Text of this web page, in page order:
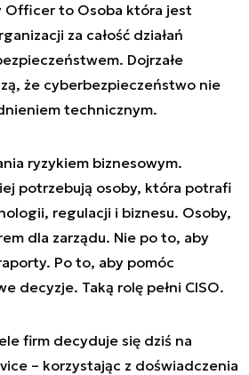
Officer to Osoba która jest
za całość działań
Dojrzałe
że cyberbezpieczeństwo nie
technicznym.
ryzykiem biznesowym.
potrzebują osoby, która potrafi
regulacji i biznesu. Osoby,
dla zarządu. Nie po to, aby
Po to, aby pomóc
decyzje. Taką rolę pełni CISO.
firm decyduje się dziś na
– korzystając z doświadczenia